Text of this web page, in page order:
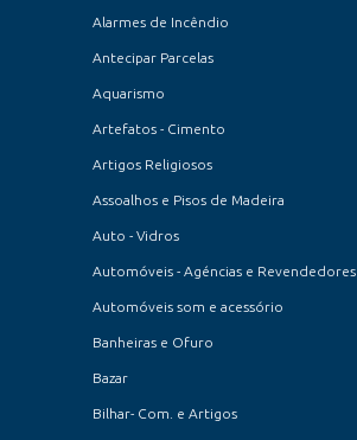
Alarmes de Incêndio
Antecipar Parcelas
Aquarismo
Artefatos - Cimento
Artigos Religiosos
Assoalhos e Pisos de Madeira
Auto - Vidros
Automóveis - Agéncias e Revendedores
Automóveis som e acessório
Banheiras e Ofuro
Bazar
Bilhar- Com. e Artigos